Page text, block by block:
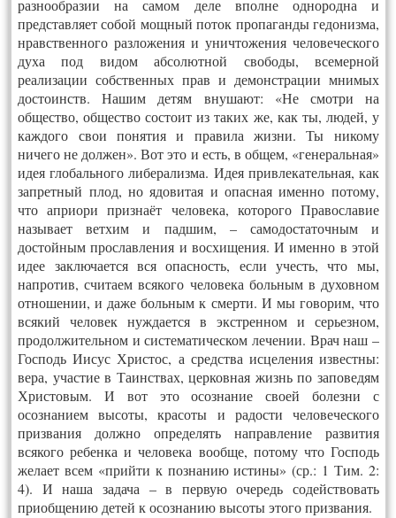
разнообразии на самом деле вполне однородна и
представляет собой мощный поток пропаганды гедонизма,
нравственного разложения и уничтожения человеческого
духа под видом абсолютной свободы, всемерной
реализации собственных прав и демонстрации мнимых
достоинств. Нашим детям внушают: «Не смотри на
общество, общество состоит из таких же, как ты, людей, у
каждого свои понятия и правила жизни. Ты никому
ничего не должен». Вот это и есть, в общем, «генеральная»
идея глобального либерализма. Идея привлекательная, как
запретный плод, но ядовитая и опасная именно потому,
что априори признаёт человека, которого Православие
называет ветхим и падшим, – самодостаточным и
достойным прославления и восхищения. И именно в этой
идее заключается вся опасность, если учесть, что мы,
напротив, считаем всякого человека больным в духовном
отношении, и даже больным к смерти. И мы говорим, что
всякий человек нуждается в экстренном и серьезном,
продолжительном и систематическом лечении. Врач наш –
Господь Иисус Христос, а средства исцеления известны:
вера, участие в Таинствах, церковная жизнь по заповедям
Христовым. И вот это осознание своей болезни с
осознанием высоты, красоты и радости человеческого
призвания должно определять направление развития
всякого ребенка и человека вообще, потому что Господь
желает всем «прийти к познанию истины» (ср.: 1 Тим. 2:
4). И наша задача – в первую очередь содействовать
приобщению детей к осознанию высоты этого призвания.